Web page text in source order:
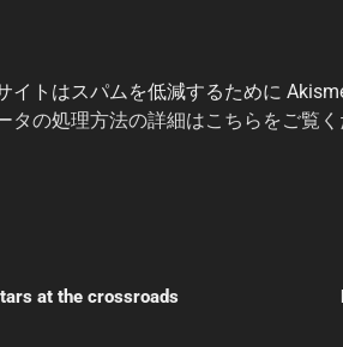
イトはスパムを低減するために
タの処理方法の詳細はこちらをご覧
at the crossroads